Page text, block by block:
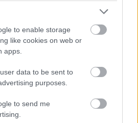
to enable storage
like cookies on web or
apps.
data to be sent to
purposes.
to send me
a novemberben megjelent
Galaxyvel
. A rendszer lelkét az
a játékok pedig a kazetta helyére
"Star-Lord's Cassette Player
& powered by NVIDIA
can even play Marvel's